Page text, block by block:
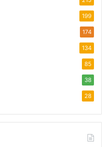
199
174
134
85
38
28